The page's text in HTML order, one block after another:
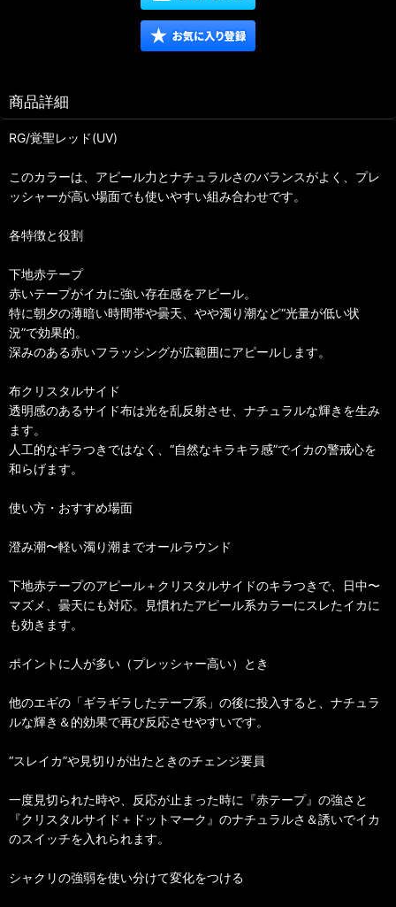
商品詳細
RG/覚聖レッド(UV)
このカラーは、アピール力とナチュラルさのバランスがよく、プレ
ッシャーが高い場面でも使いやすい組み合わせです。
各特徴と役割
下地赤テープ
赤いテープがイカに強い存在感をアピール。
特に朝夕の薄暗い時間帯や曇天、やや濁り潮など“光量が低い状
況”で効果的。
深みのある赤いフラッシングが広範囲にアピールします。
布クリスタルサイド
透明感のあるサイド布は光を乱反射させ、ナチュラルな輝きを生み
ます。
人工的なギラつきではなく、“自然なキラキラ感”でイカの警戒心を
和らげます。
使い方・おすすめ場面
澄み潮〜軽い濁り潮までオールラウンド
下地赤テープのアピール＋クリスタルサイドのキラつきで、日中〜
マズメ、曇天にも対応。見慣れたアピール系カラーにスレたイカに
も効きます。
ポイントに人が多い（プレッシャー高い）とき
他のエギの「ギラギラしたテープ系」の後に投入すると、ナチュラ
ルな輝き＆的効果で再び反応させやすいです。
“スレイカ”や見切りが出たときのチェンジ要員
一度見切られた時や、反応が止まった時に『赤テープ』の強さと
『クリスタルサイド＋ドットマーク』のナチュラルさ＆誘いでイカ
のスイッチを入れられます。
シャクリの強弱を使い分けて変化をつける